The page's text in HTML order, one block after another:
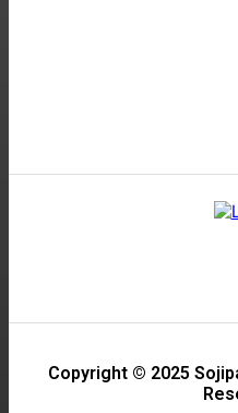
Copyright © 2025